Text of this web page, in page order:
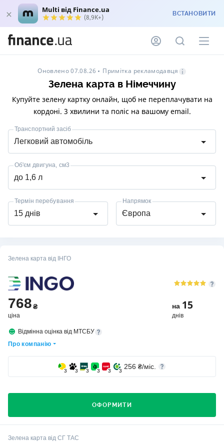
Multi від Finance.ua
(8,9K+) ВСТАНОВИТИ
Оновлено 07.08.26 Примітка рекламодавця
Зелена карта в Німеччину
Купуйте зелену картку онлайн, щоб не переплачувати на
кордоні. 3 хвилини та поліс на вашому email.
Легковий автомобіль
Транспортний засіб
до 1,6 л
Об'єм двигуна, см3
15 днів
Термін перебування
Європа
Напрямок
Зелена карта від ІНГО
768₴
ціна
на 15
днів
Відмінна оцінка від МТСБУ
Про компанію
3 3 3 3 3 3
256 ₴/міс.
ОФОРМИТИ
Хто вибирає страхову компанію ІНГО?
Компанію вибирають клієнти, для яких важлива стабільність,
Зелена карта від СГ ТАС